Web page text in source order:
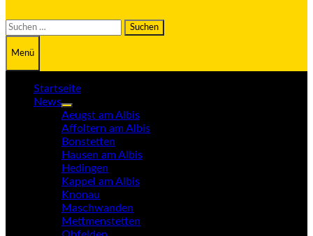
Suchen
nach:
Menü
Startseite
News
Untermenü
anzeigen
Aeugst am Albis
Affoltern am Albis
Bonstetten
Hausen am Albis
Hedingen
Kappel am Albis
Knonau
Maschwanden
Mettmenstetten